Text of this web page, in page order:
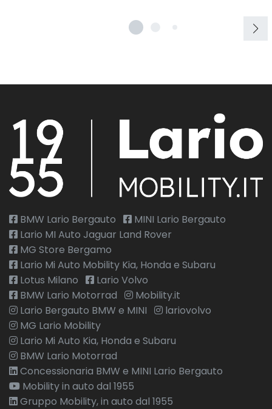
BMW Lario Bergauto
MINI Lario Bergauto
Lario MI Auto Jaguar Land Rover
MG Store Bergamo
Lario Mi Auto Mobility Kia, Honda e Subaru
Lotus Milano
Lario Volvo
BMW Lario Motorrad
Mobility.it
Lario Bergauto BMW e MINI
lariovolvo
MG Lario Mobility
Lario Mi Auto Kia, Honda e Subaru
BMW Lario Motorrad
Concessionaria BMW e MINI Lario Bergauto
Mobility in auto dal 1955
Gruppo Mobility, in auto dal 1955